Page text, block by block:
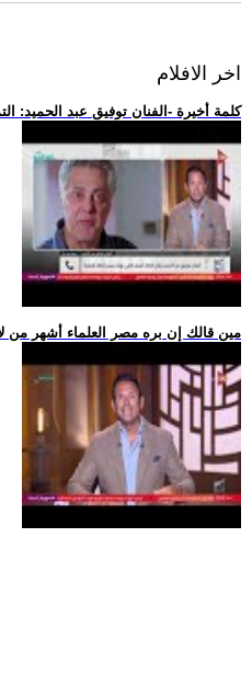
اخر الافلام
.. كلمة أخيرة -الفنان توفيق عبد الحميد:
.. مين قالك إن بره مصر العلماء أشهر من